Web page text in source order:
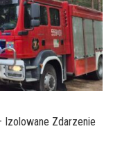
Izolowane Zdarzenie